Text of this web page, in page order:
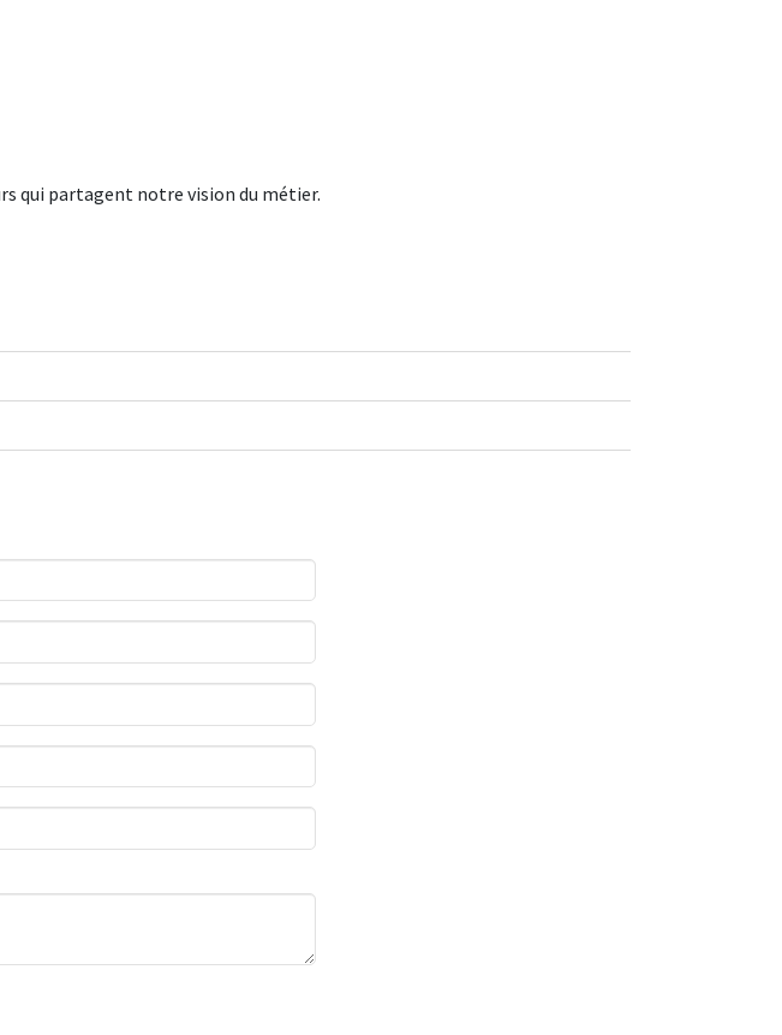
qui partagent notre vision du métier.